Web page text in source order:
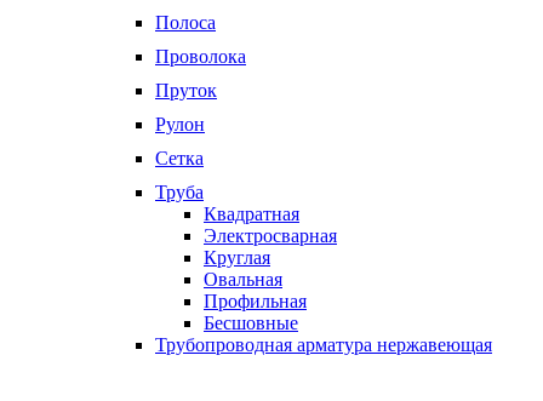
Полоса
Проволока
Пруток
Рулон
Сетка
Труба
Квадратная
Электросварная
Круглая
Овальная
Профильная
Бесшовные
Трубопроводная арматура нержавеющая